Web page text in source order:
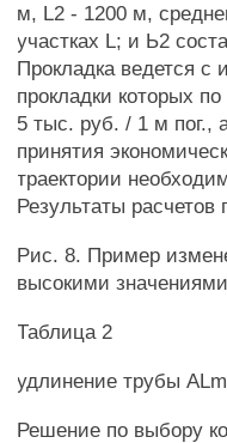
м, L2 - 1200 м,
участках L; и Ь2
Прокладка ведется с
прокладки которых
5 тыс. руб. / 1 м пог.,
принятия
траектории
Результаты
Рис. 8. Пример
высокими
Таблица 2
удлинение трубы
Решение по выбору